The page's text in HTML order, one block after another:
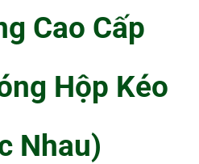
Cao Cấp
Hộp Kéo
Nhau)